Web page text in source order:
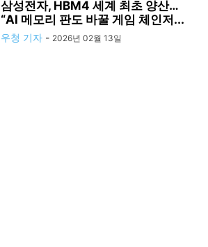
삼성전자, HBM4 세계 최초 양산…
“AI 메모리 판도 바꿀 게임 체인저...
우청 기자 - 2026년 02월 13일